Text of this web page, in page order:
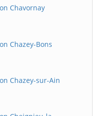
Chavornay
Chazey-Bons
Chazey-sur-Ain